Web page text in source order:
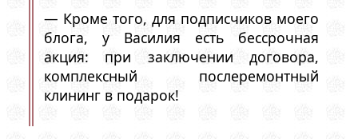
— Кроме того, для подписчиков моего
блога, у Василия есть бессрочная
акция: при заключении договора,
комплексный послеремонтный
клининг в подарок!